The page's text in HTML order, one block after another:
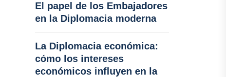
El papel de los Embajadores
en la Diplomacia moderna
La Diplomacia económica:
cómo los intereses
económicos influyen en la